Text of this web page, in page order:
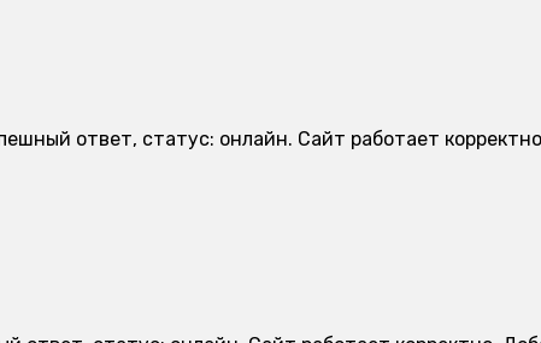
ответ, статус: онлайн. Сайт работает